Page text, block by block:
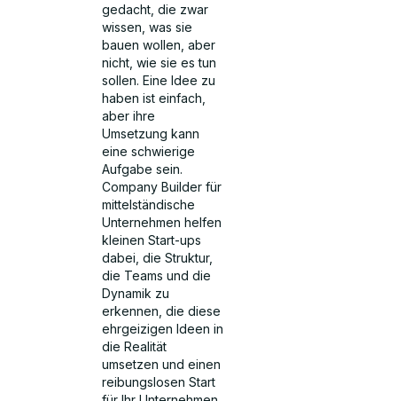
gedacht, die zwar
wissen, was sie
bauen wollen, aber
nicht, wie sie es tun
sollen. Eine Idee zu
haben ist einfach,
aber ihre
Umsetzung kann
eine schwierige
Aufgabe sein.
Company Builder für
mittelständische
Unternehmen helfen
kleinen Start-ups
dabei, die Struktur,
die Teams und die
Dynamik zu
erkennen, die diese
ehrgeizigen Ideen in
die Realität
umsetzen und einen
reibungslosen Start